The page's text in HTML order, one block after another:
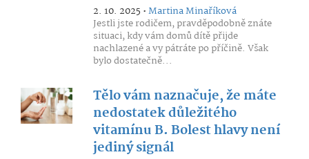
2. 10. 2025 •Martina Minaříková
Jestli jste rodičem, pravděpodobně znáte
situaci, kdy vám domů dítě přijde
nachlazené a vy pátráte po příčině. Však
bylo dostatečně...
Tělo vám naznačuje, že máte
nedostatek důležitého
vitamínu B. Bolest hlavy není
jediný signál